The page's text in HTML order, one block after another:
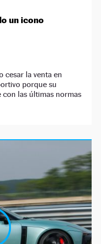
un icono
cesar la venta en
porque su
con las últimas normas